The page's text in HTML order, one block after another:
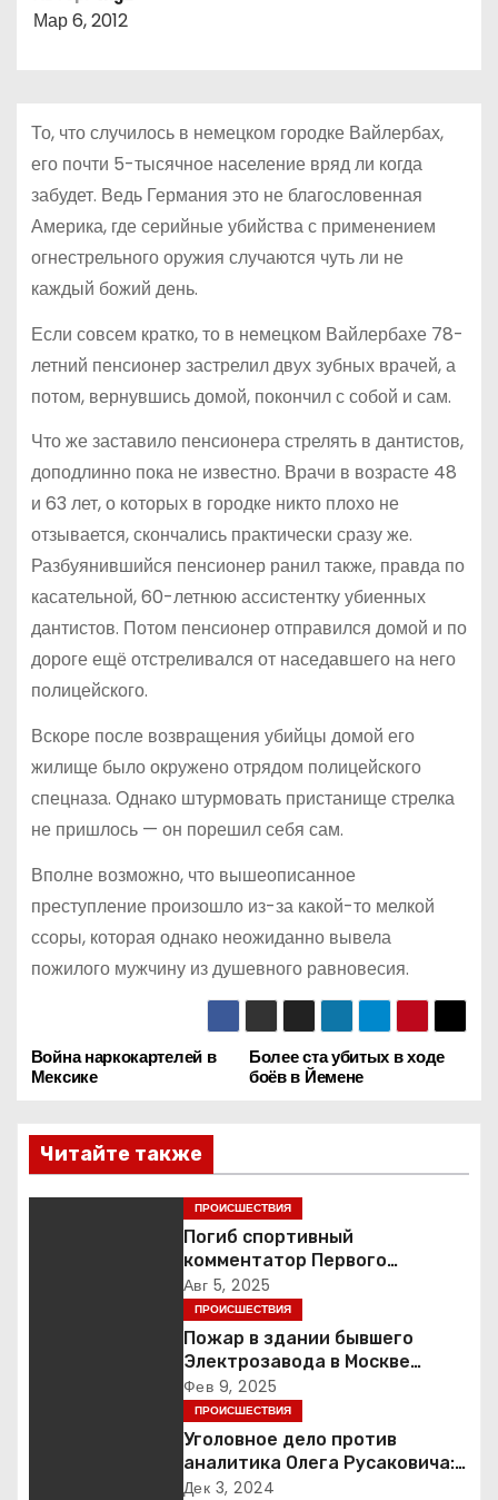
Мар 6, 2012
То, что случилось в немецком городке Вайлербах,
его почти 5-тысячное население вряд ли когда
забудет. Ведь Германия это не благословенная
Америка, где серийные убийства с применением
огнестрельного оружия случаются чуть ли не
каждый божий день.
Если совсем кратко, то в немецком Вайлербахе 78-
летний пенсионер застрелил двух зубных врачей, а
потом, вернувшись домой, покончил с собой и сам.
Что же заставило пенсионера стрелять в дантистов,
доподлинно пока не известно. Врачи в возрасте 48
и 63 лет, о которых в городке никто плохо не
отзывается, скончались практически сразу же.
Разбуянившийся пенсионер ранил также, правда по
касательной, 60-летнюю ассистентку убиенных
дантистов. Потом пенсионер отправился домой и по
дороге ещё отстреливался от наседавшего на него
полицейского.
Вскоре после возвращения убийцы домой его
жилище было окружено отрядом полицейского
спецназа. Однако штурмовать пристанище стрелка
не пришлось — он порешил себя сам.
Вполне возможно, что вышеописанное
преступление произошло из-за какой-то мелкой
ссоры, которая однако неожиданно вывела
пожилого мужчину из душевного равновесия.
Н
в
и
Более ста убитых в ходе
боёв в Йемене
Война наркокартелей в
Мексике
Читайте также
ПРОИСШЕСТВИЯ
Погиб спортивный
комментатор Первого
Александр Гришин
Авг 5, 2025
ПРОИСШЕСТВИЯ
Пожар в здании бывшего
Электрозавода в Москве
успешно ликвидирован
Фев 9, 2025
ПРОИСШЕСТВИЯ
Уголовное дело против
аналитика Олега Русаковича:
обвинения, вымогательство и
Дек 3, 2024